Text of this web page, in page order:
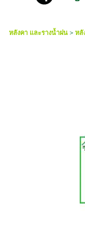
หลังคา และรางน้ำฝน > หลั